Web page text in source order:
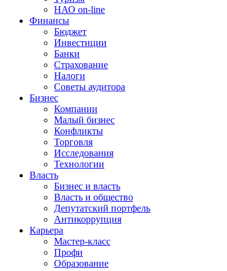
НАО on-line
Финансы
Бюджет
Инвестиции
Банки
Страхование
Налоги
Советы аудитора
Бизнес
Компании
Малый бизнес
Конфликты
Торговля
Исследования
Технологии
Власть
Бизнес и власть
Власть и общество
Депутатский портфель
Антикоррупция
Карьера
Мастер-класс
Профи
Образование